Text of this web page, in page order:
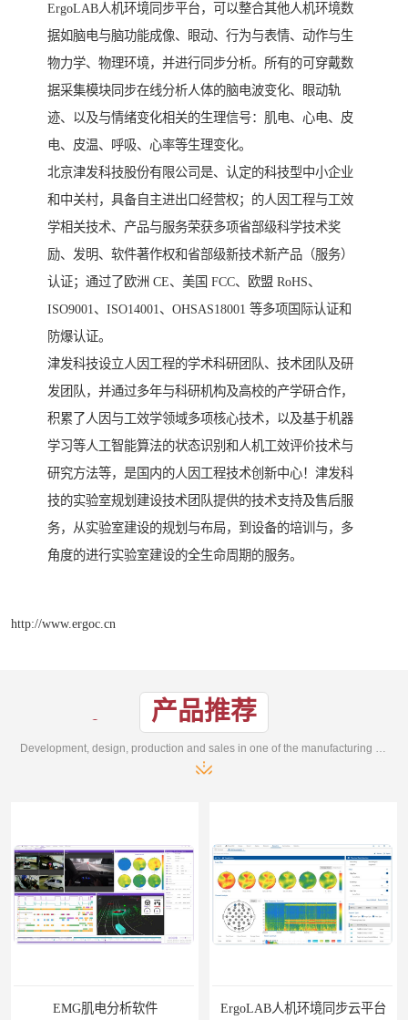
ErgoLAB人机环境同步平台，可以整合其他人机环境数
据如脑电与脑功能成像、眼动、行为与表情、动作与生
物力学、物理环境，并进行同步分析。所有的可穿戴数
据采集模块同步在线分析人体的脑电波变化、眼动轨
迹、以及与情绪变化相关的生理信号：肌电、心电、皮
电、皮温、呼吸、心率等生理变化。
北京津发科技股份有限公司是、认定的科技型中小企业
和中关村，具备自主进出口经营权；的人因工程与工效
学相关技术、产品与服务荣获多项省部级科学技术奖
励、发明、软件著作权和省部级新技术新产品（服务）
认证；通过了欧洲 CE、美国 FCC、欧盟 RoHS、
ISO9001、ISO14001、OHSAS18001 等多项国际认证和
防爆认证。
津发科技设立人因工程的学术科研团队、技术团队及研
发团队，并通过多年与科研机构及高校的产学研合作，
积累了人因与工效学领域多项核心技术，以及基于机器
学习等人工智能算法的状态识别和人机工效评价技术与
研究方法等，是国内的人因工程技术创新中心！津发科
技的实验室规划建设技术团队提供的技术支持及售后服
务，从实验室建设的规划与布局，到设备的培训与，多
角度的进行实验室建设的全生命周期的服务。
http://www.ergoc.cn
产品推荐
EMG肌电分析软件 ErgoLAB人机环境同步云平台